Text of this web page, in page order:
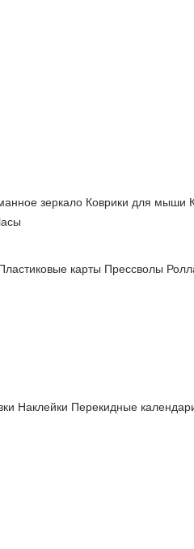
зеркало Коврики для мыши
карты Прессволы
Наклейки Перекидные